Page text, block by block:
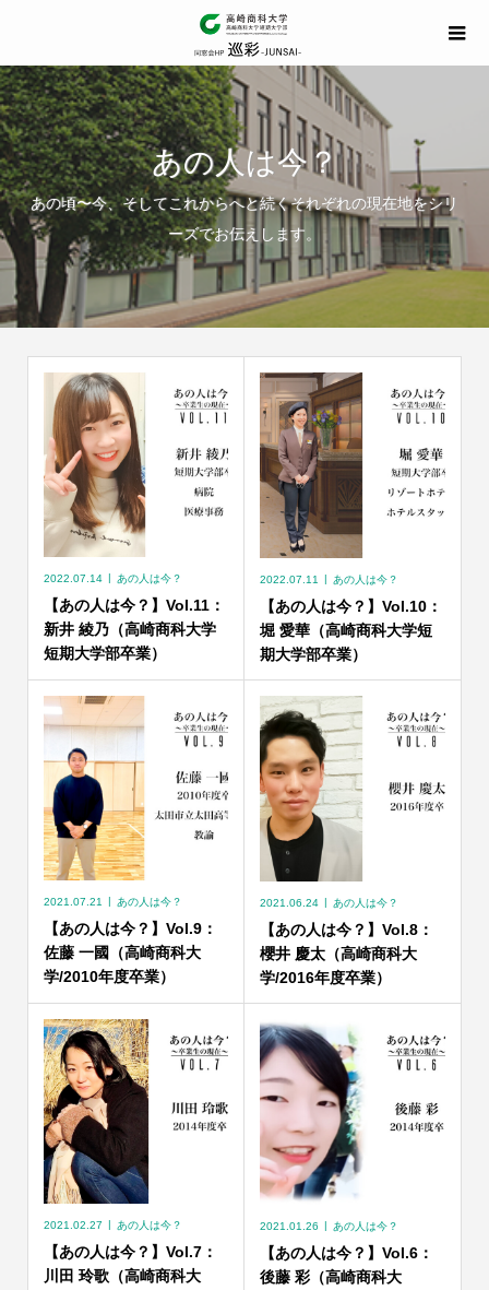
あの人は今？
あの頃〜今、そしてこれからへと続くそれぞれの現在地をシリ
ーズでお伝えします。
2022.07.14 あの人は今？
【あの人は今？】Vol.11：
新井 綾乃（高崎商科大学
短期大学部卒業）
2022.07.11 あの人は今？
【あの人は今？】Vol.10：
堀 愛華（高崎商科大学短
期大学部卒業）
2021.07.21 あの人は今？
【あの人は今？】Vol.9：
佐藤 一國（高崎商科大
学/2010年度卒業）
2021.06.24 あの人は今？
【あの人は今？】Vol.8：
櫻井 慶太（高崎商科大
学/2016年度卒業）
2021.02.27 あの人は今？
【あの人は今？】Vol.7：
川田 玲歌（高崎商科大
2021.01.26 あの人は今？
【あの人は今？】Vol.6：
後藤 彩（高崎商科大